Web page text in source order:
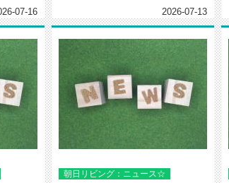
07-16 2026-07-13
朝日リビング：ニュース☆